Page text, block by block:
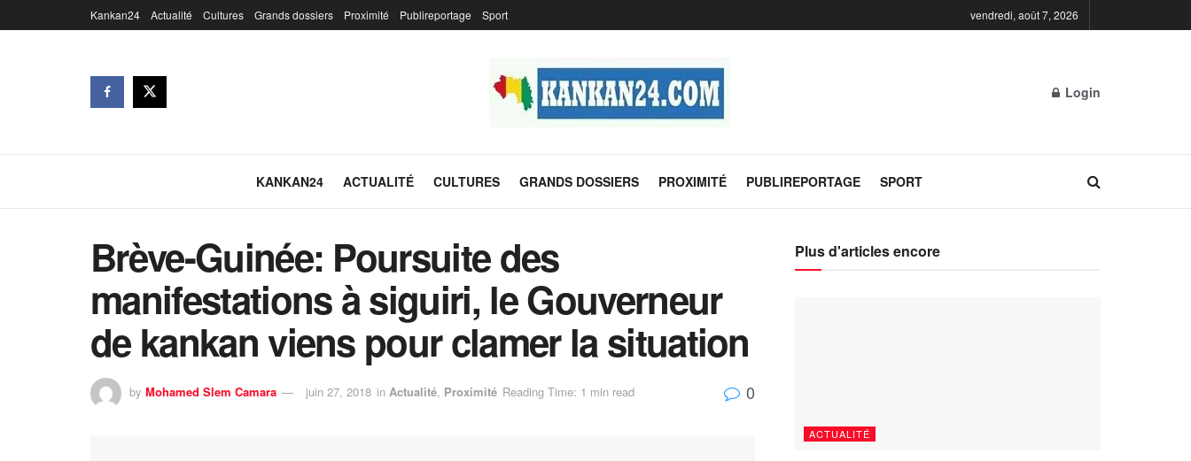
Kankan24 Actualité Cultures Grands dossiers Proximité Publireportage Sport vendredi, août 7, 2026
Login
KANKAN24 ACTUALITÉ CULTURES GRANDS DOSSIERS PROXIMITÉ PUBLIREPORTAGE SPORT
Brève-Guinée: Poursuite des
manifestations à siguiri, le Gouverneur
de kankan viens pour clamer la situation
by Mohamed Slem Camara juin 27, 2018 in Actualité, Proximité Reading Time: 1 min read 0
Plus d'articles encore
ACTUALITÉ